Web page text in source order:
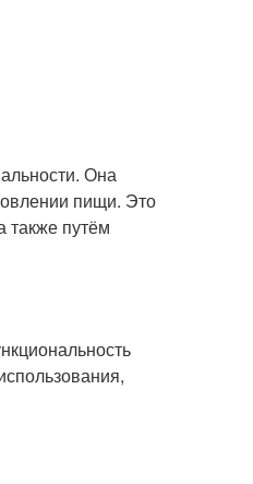
Она
пищи. Это
также путём